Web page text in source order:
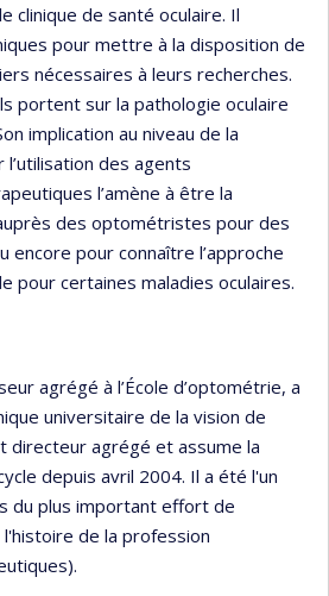
clinique de santé oculaire. Il
pour mettre à la disposition de
nécessaires à leurs recherches.
portent sur la pathologie oculaire
implication au niveau de la
des agents
l’amène à être la
des optométristes pour des
encore pour connaître l’approche
pour certaines maladies oculaires.
agrégé à l’École d’optométrie, a
universitaire de la vision de
directeur agrégé et assume la
depuis avril 2004. Il a été l'un
du plus important effort de
de la profession